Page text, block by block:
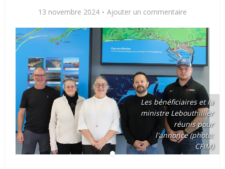
13 novembre 2024 Ajouter un commentaire
Les bénéficiaires et la
ministre Lebouthillier
réunis pour
l'annonce (photo:
CFIM)